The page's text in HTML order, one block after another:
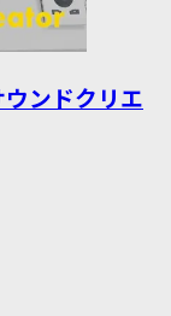
ンドクリエ